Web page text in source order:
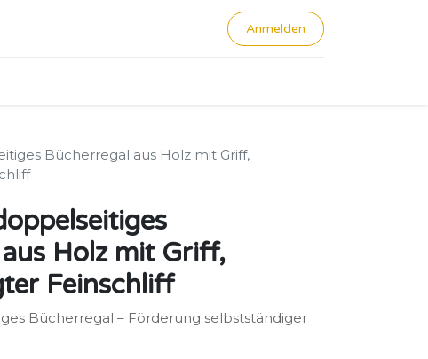
Anmelden
Bücherregal aus Holz mit Griff,
Holz mit Griff,
Feinschliff
Bücherregal – Förderung selbstständiger